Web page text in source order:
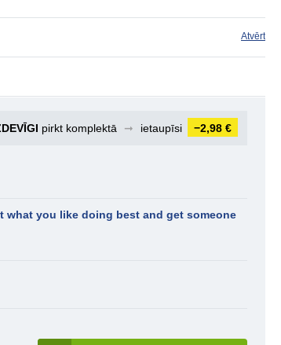
Atvērt
pirkt komplektā ➞ ietaupīsi −2,98 €
you like doing best and get someone